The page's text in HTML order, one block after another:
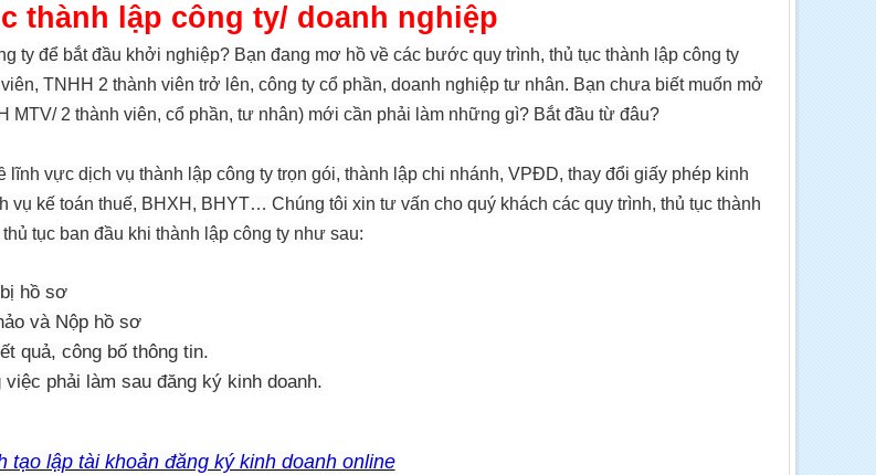
thành lập công ty/ doanh nghiệp
ty để bắt đầu khởi nghiệp? Bạn đang mơ hồ về các bước quy trình, thủ tục thành lập công ty
TNHH 2 thành viên trở lên, công ty cổ phần, doanh nghiệp tư nhân. Bạn chưa biết muốn mở
MTV/ 2 thành viên, cổ phần, tư nhân) mới cần phải làm những gì? Bắt đầu từ đâu?
lĩnh vực dịch vụ thành lập công ty trọn gói, thành lập chi nhánh, VPĐD, thay đổi giấy phép kinh
vụ kế toán thuế, BHXH, BHYT… Chúng tôi xin tư vấn cho quý khách các quy trình, thủ tục thành
tục ban đầu khi thành lập công ty như sau:
hồ sơ
và Nộp hồ sơ
quả, công bố thông tin.
phải làm sau đăng ký kinh doanh.
tạo lập tài khoản đăng ký kinh doanh online